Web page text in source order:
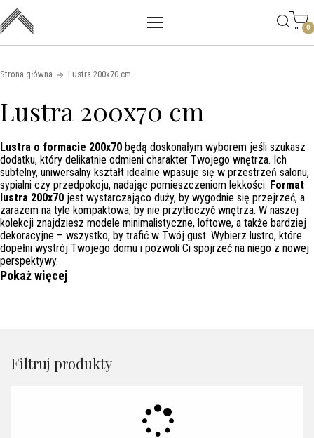
Skip to content
Main mobile navigation
0
Strona główna Lustra 200x70 cm
Lustra 200x70 cm
Lustra o formacie 200x70 będą doskonałym wyborem jeśli szukasz
dodatku, który delikatnie odmieni charakter Twojego wnętrza. Ich
subtelny, uniwersalny kształt idealnie wpasuje się w przestrzeń salonu,
sypialni czy przedpokoju, nadając pomieszczeniom lekkości. Format
lustra 200x70 jest wystarczająco duży, by wygodnie się przejrzeć, a
zarazem na tyle kompaktowa, by nie przytłoczyć wnętrza. W naszej
kolekcji znajdziesz modele minimalistyczne, loftowe, a także bardziej
dekoracyjne – wszystko, by trafić w Twój gust. Wybierz lustro, które
dopełni wystrój Twojego domu i pozwoli Ci spojrzeć na niego z nowej
perspektywy.
Pokaż więcej
Filtruj produkty